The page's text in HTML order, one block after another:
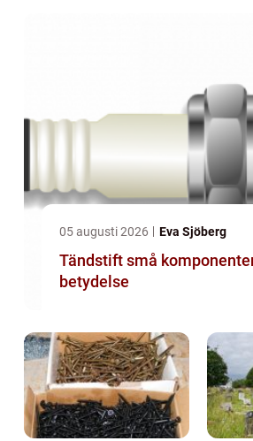
05 augusti 2026 Eva Sjöberg
Tändstift små komponenter med stor
betydelse